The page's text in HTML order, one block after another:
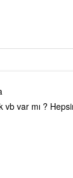
vb var mı ?